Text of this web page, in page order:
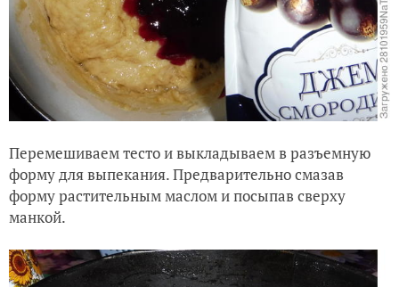
Перемешиваем тесто и выкладываем в разъемную
форму для выпекания. Предварительно смазав
форму растительным маслом и посыпав сверху
манкой.